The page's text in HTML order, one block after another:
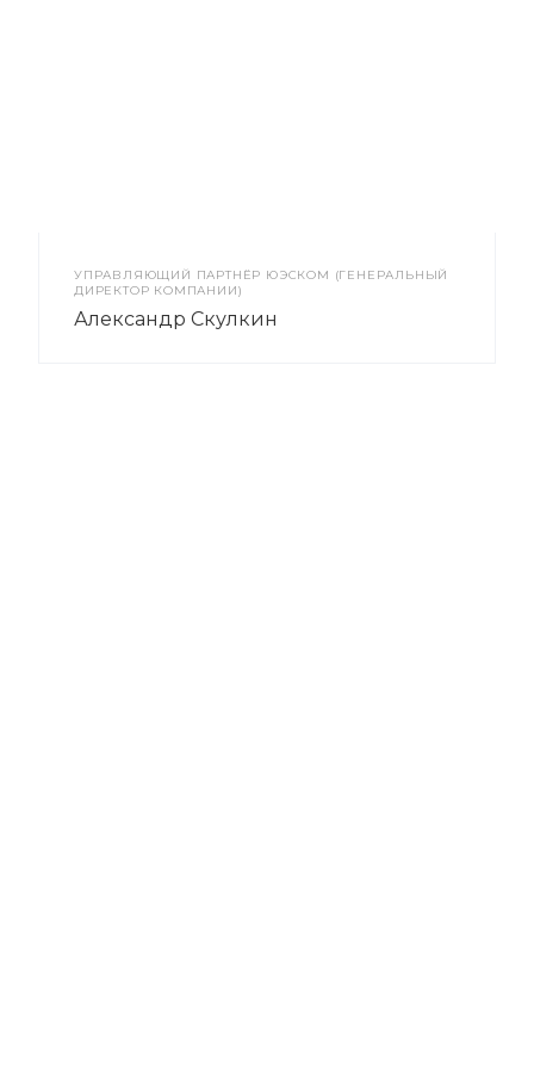
УПРАВЛЯЮЩИЙ ПАРТНЁР ЮЭСКОМ (ГЕНЕРАЛЬНЫЙ
ДИРЕКТОР КОМПАНИИ)
Александр Скулкин